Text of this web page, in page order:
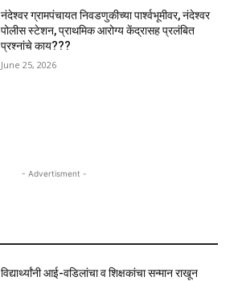
नंदेश्वर ग्रामपंचायत निवडणुकीच्या पार्श्वभूमीवर, नंदेश्वर
पोलीस स्टेशन, प्राथमिक आरोग्य केंद्रासह प्रलंबित
प्रश्नांचे काय???
June 25, 2026
- Advertisment -
विद्यार्थ्यांनी आई-वडिलांचा व शिक्षकांचा सन्मान राखून